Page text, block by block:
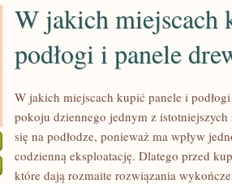
W jakich miejscach
podłogi i panele
W jakich miejscach kupić panele i
pokoju dziennego jednym z
się na podłodze, ponieważ ma wpływ
codzienną eksploatację. Dlatego przed
które dają rozmaite rozwiązania